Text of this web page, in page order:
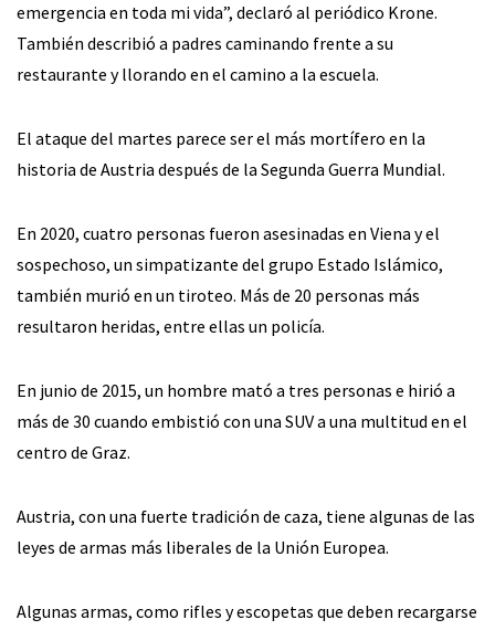
emergencia en toda mi vida”, declaró al periódico Krone.
También describió a padres caminando frente a su
restaurante y llorando en el camino a la escuela.
El ataque del martes parece ser el más mortífero en la
historia de Austria después de la Segunda Guerra Mundial.
En 2020, cuatro personas fueron asesinadas en Viena y el
sospechoso, un simpatizante del grupo Estado Islámico,
también murió en un tiroteo. Más de 20 personas más
resultaron heridas, entre ellas un policía.
En junio de 2015, un hombre mató a tres personas e hirió a
más de 30 cuando embistió con una SUV a una multitud en el
centro de Graz.
Austria, con una fuerte tradición de caza, tiene algunas de las
leyes de armas más liberales de la Unión Europea.
Algunas armas, como rifles y escopetas que deben recargarse